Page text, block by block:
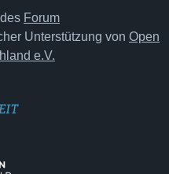
Forum
Unterstützung von Open
e.V.